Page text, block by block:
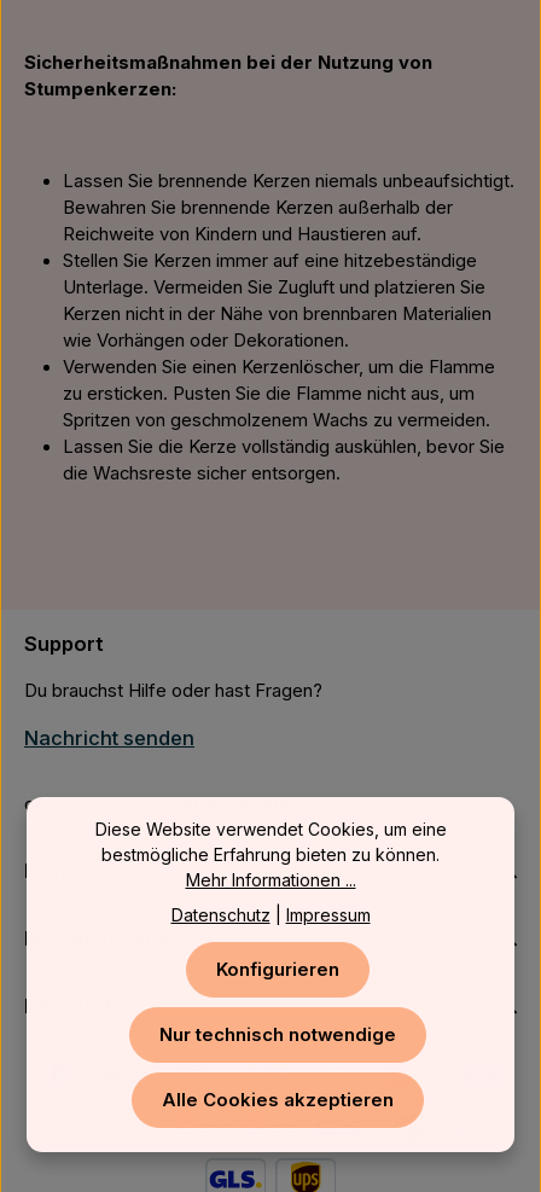
Sicherheitsmaßnahmen bei der Nutzung von
Stumpenkerzen:
Lassen Sie brennende Kerzen niemals unbeaufsichtigt.
Bewahren Sie brennende Kerzen außerhalb der
Reichweite von Kindern und Haustieren auf.
Stellen Sie Kerzen immer auf eine hitzebeständige
Unterlage. Vermeiden Sie Zugluft und platzieren Sie
Kerzen nicht in der Nähe von brennbaren Materialien
wie Vorhängen oder Dekorationen.
Verwenden Sie einen Kerzenlöscher, um die Flamme
zu ersticken. Pusten Sie die Flamme nicht aus, um
Spritzen von geschmolzenem Wachs zu vermeiden.
Lassen Sie die Kerze vollständig auskühlen, bevor Sie
die Wachsreste sicher entsorgen.
Support
Du brauchst Hilfe oder hast Fragen?
Nachricht senden
oder über unserKontaktformular.
Firmenkunden
Kundenservice
Newsletter
Diese Website verwendet Cookies, um eine
bestmögliche Erfahrung bieten zu können.
Mehr Informationen ...
Datenschutz
Impressum
Nur technisch notwendige
Konfigurieren
Alle Cookies akzeptieren